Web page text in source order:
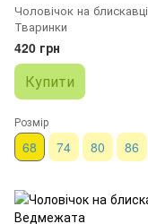
Чоловічок на блискавці
Тваринки
420 грн
Купити
Розмір
68 74 80 86